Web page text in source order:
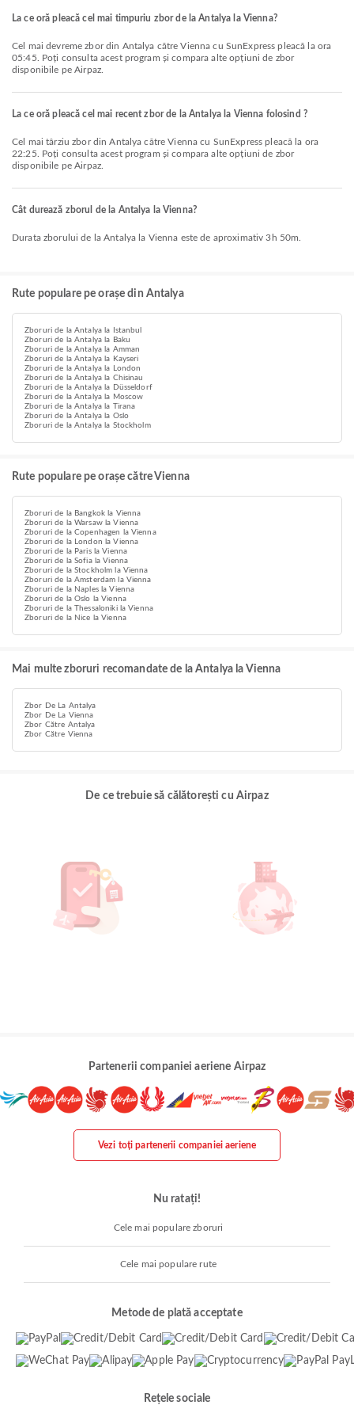
La ce oră pleacă cel mai timpuriu zbor de la Antalya la Vienna?
Cel mai devreme zbor din Antalya către Vienna cu SunExpress pleacă la ora
05:45. Poți consulta acest program și compara alte opțiuni de zbor
disponibile pe Airpaz.
La ce oră pleacă cel mai recent zbor de la Antalya la Vienna folosind ?
Cel mai târziu zbor din Antalya către Vienna cu SunExpress pleacă la ora
22:25. Poți consulta acest program și compara alte opțiuni de zbor
disponibile pe Airpaz.
Cât durează zborul de la Antalya la Vienna?
Durata zborului de la Antalya la Vienna este de aproximativ 3h 50m.
Rute populare pe orașe din Antalya
Zboruri de la Antalya la Istanbul
Zboruri de la Antalya la Baku
Zboruri de la Antalya la Amman
Zboruri de la Antalya la Kayseri
Zboruri de la Antalya la London
Zboruri de la Antalya la Chisinau
Zboruri de la Antalya la Düsseldorf
Zboruri de la Antalya la Moscow
Zboruri de la Antalya la Tirana
Zboruri de la Antalya la Oslo
Zboruri de la Antalya la Stockholm
Rute populare pe orașe către Vienna
Zboruri de la Bangkok la Vienna
Zboruri de la Warsaw la Vienna
Zboruri de la Copenhagen la Vienna
Zboruri de la London la Vienna
Zboruri de la Paris la Vienna
Zboruri de la Sofia la Vienna
Zboruri de la Stockholm la Vienna
Zboruri de la Amsterdam la Vienna
Zboruri de la Naples la Vienna
Zboruri de la Oslo la Vienna
Zboruri de la Thessaloniki la Vienna
Zboruri de la Nice la Vienna
Mai multe zboruri recomandate de la Antalya la Vienna
Zbor De La Antalya
Zbor De La Vienna
Zbor Către Antalya
Zbor Către Vienna
De ce trebuie să călătorești cu Airpaz
Partenerii companiei aeriene Airpaz
Vezi toți partenerii companiei aeriene
Nu ratați!
Cele mai populare zboruri
Cele mai populare rute
Metode de plată acceptate
Rețele sociale